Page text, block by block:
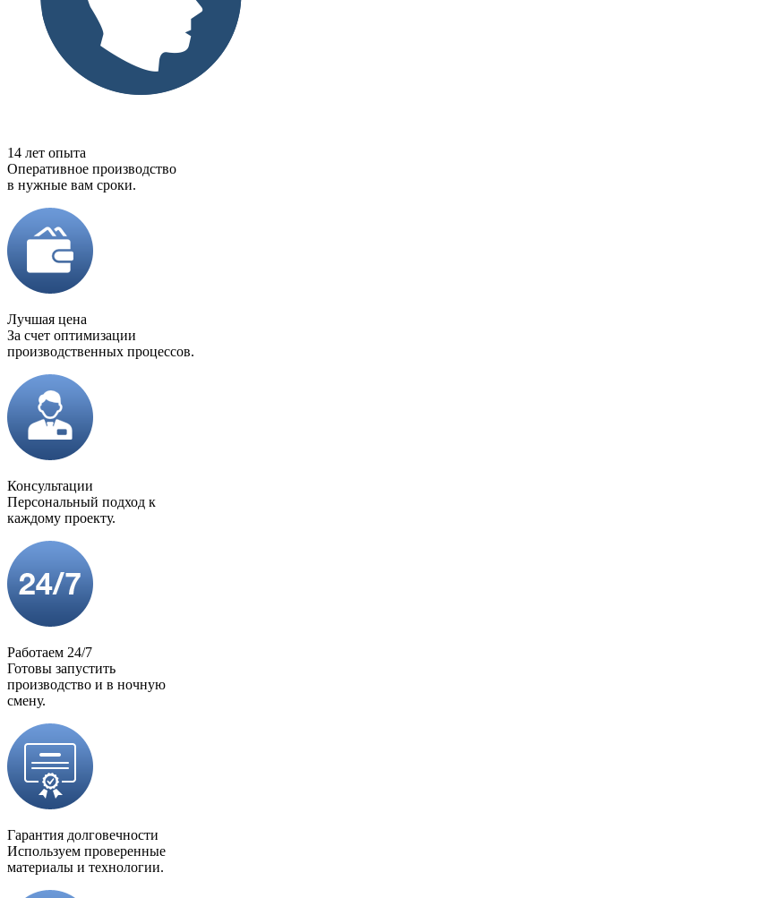
14 лет опыта
Оперативное производство
в нужные вам сроки.
Лучшая цена
За счет оптимизации
производственных процессов.
Консультации
Персональный подход к
каждому проекту.
Работаем 24/7
Готовы запустить
производство и в ночную
смену.
Гарантия долговечности
Используем проверенные
материалы и технологии.